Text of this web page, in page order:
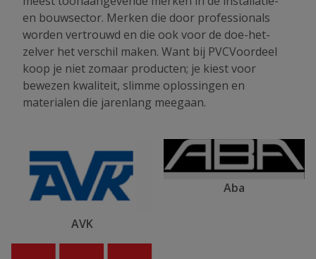
en bouwsector. Merken die door professionals
worden vertrouwd en die ook voor de doe-het-
zelver het verschil maken. Want bij PVCVoordeel
koop je niet zomaar producten; je kiest voor
bewezen kwaliteit, slimme oplossingen en
materialen die jarenlang meegaan.
AVK
Aba